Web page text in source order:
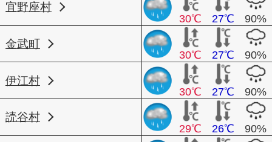
宜野座村
30℃ 27℃ 90%
金武町
30℃ 27℃ 90%
伊江村
30℃ 27℃ 90%
読谷村
29℃ 26℃ 90%